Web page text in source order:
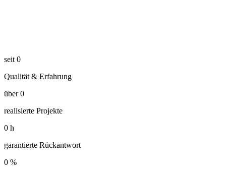
seit 0
Qualität & Erfahrung
über 0
realisierte Projekte
0 h
garantierte Rückantwort
0 %